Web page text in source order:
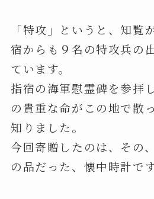
「特攻」というと、知覧
宿からも９名の特攻兵の
ています。
指宿の海軍慰霊碑を参拝
の貴重な命がこの地で散
知りました。
今回寄贈したのは、その
の品だった、懐中時計です